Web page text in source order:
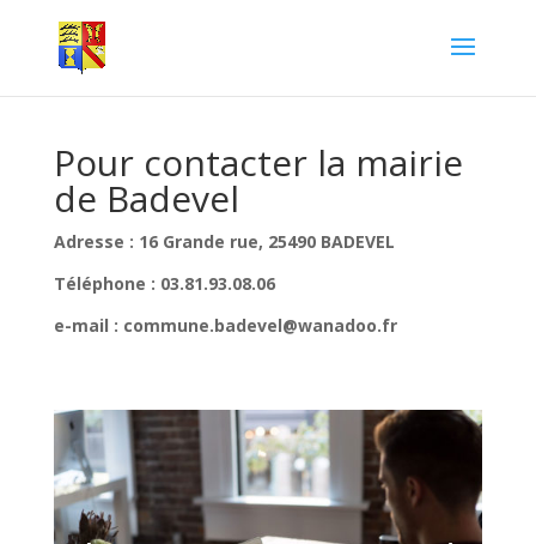
Pour contacter la mairie
de Badevel
Adresse : 16 Grande rue, 25490 BADEVEL
Téléphone : 03.81.93.08.06
e-mail : commune.badevel@wanadoo.fr